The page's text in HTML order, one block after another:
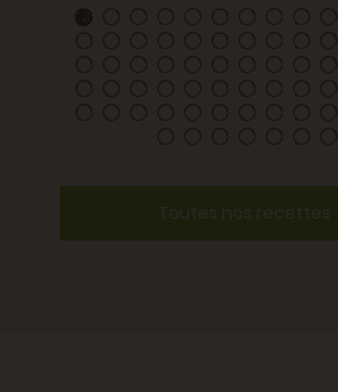
Toutes nos recettes